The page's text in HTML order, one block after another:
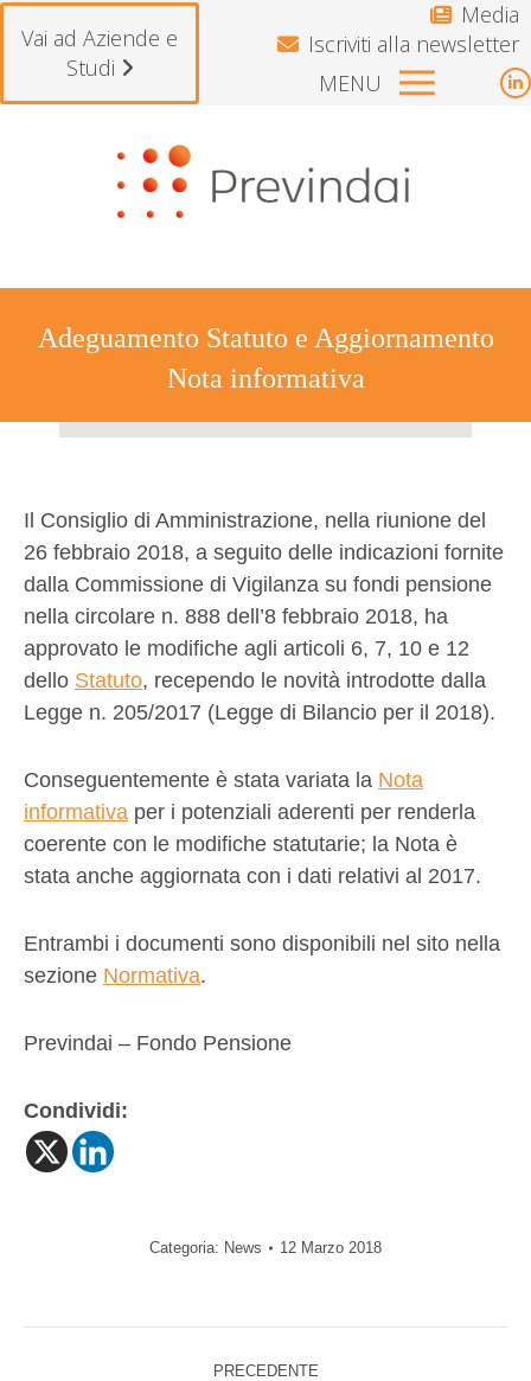
Vai ad Aziende e
Studi
Media
Iscriviti alla newsletter
MENU
Adeguamento Statuto e Aggiornamento
Nota informativa
Il Consiglio di Amministrazione, nella riunione del
26 febbraio 2018, a seguito delle indicazioni fornite
dalla Commissione di Vigilanza su fondi pensione
nella circolare n. 888 dell’8 febbraio 2018, ha
approvato le modifiche agli articoli 6, 7, 10 e 12
dello Statuto, recependo le novità introdotte dalla
Legge n. 205/2017 (Legge di Bilancio per il 2018).
Conseguentemente è stata variata la Nota
informativa per i potenziali aderenti per renderla
coerente con le modifiche statutarie; la Nota è
stata anche aggiornata con i dati relativi al 2017.
Entrambi i documenti sono disponibili nel sito nella
sezione Normativa.
Previndai – Fondo Pensione
Condividi:
Categoria: News 12 Marzo 2018
PRECEDENTE
Si avvisano gli iscritti che il Fondo